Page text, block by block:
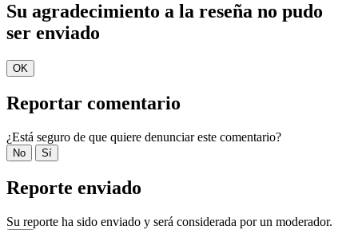
Su agradecimiento a la reseña no pudo
ser enviado
OK
Reportar comentario
¿Está seguro de que quiere denunciar este comentario?
No Sí
Reporte enviado
Su reporte ha sido enviado y será considerada por un moderador.